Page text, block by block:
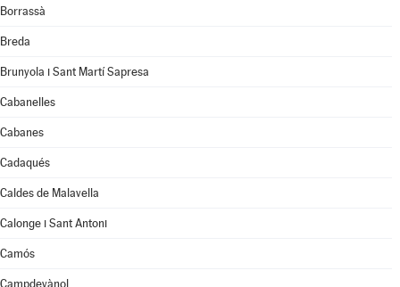
Borrassà
Breda
Brunyola i Sant Martí Sapresa
Cabanelles
Cabanes
Cadaqués
Caldes de Malavella
Calonge i Sant Antoni
Camós
Campdevànol